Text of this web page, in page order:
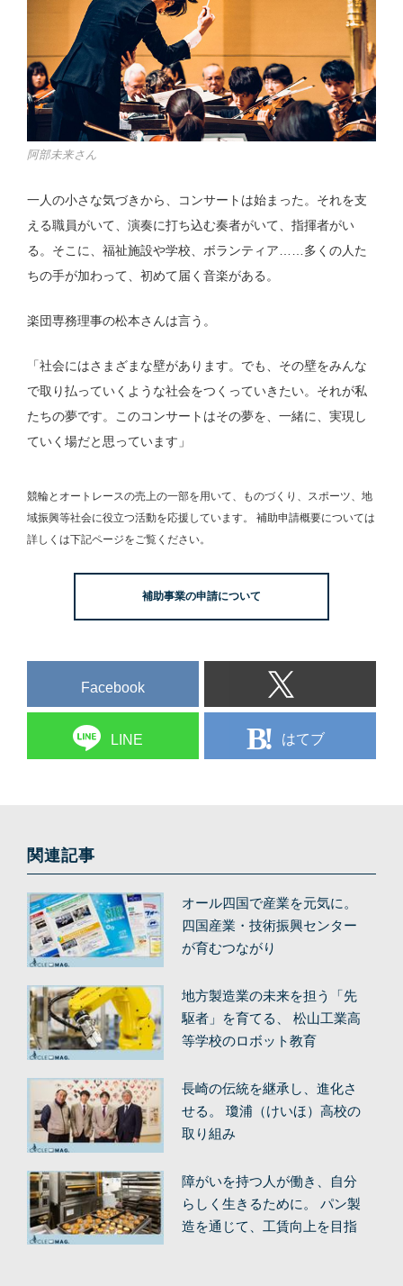
阿部未来さん
一人の小さな気づきから、コンサートは始まった。それを支
える職員がいて、演奏に打ち込む奏者がいて、指揮者がい
る。そこに、福祉施設や学校、ボランティア……多くの人た
ちの手が加わって、初めて届く音楽がある。
楽団専務理事の松本さんは言う。
「社会にはさまざまな壁があります。でも、その壁をみんな
で取り払っていくような社会をつくっていきたい。それが私
たちの夢です。このコンサートはその夢を、一緒に、実現し
ていく場だと思っています」
競輪とオートレースの売上の一部を用いて、
ものづくり、スポーツ、地
域振興等社会に役立つ活動を応援しています。
補助申請概要については
詳しくは下記ページをご覧ください。
補助事業の申請について
Facebook
LINE はてブ
関連記事
オール四国で産業を元気に。
四国産業・技術振興センター
が育むつながり
地方製造業の未来を担う「先
駆者」を育てる、 松山工業高
等学校のロボット教育
長崎の伝統を継承し、進化さ
せる。 瓊浦（けいほ）高校の
取り組み
障がいを持つ人が働き、自分
らしく生きるために。 パン製
造を通じて、工賃向上を目指